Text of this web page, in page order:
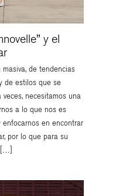
y el
de tendencias
de estilos que se
necesitamos una
a lo que nos es
enfocarnos en encontrar
por lo que para su